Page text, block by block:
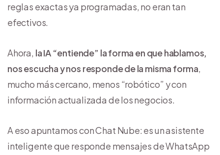
reglas exactas ya programadas, no eran tan
efectivos.
Ahora, la IA “entiende” la forma en que hablamos,
nos escucha y nos responde de la misma forma,
mucho más cercano, menos “robótico” y con
información actualizada de los negocios.
A eso apuntamos con Chat Nube: es un asistente
inteligente que responde mensajes de WhatsApp